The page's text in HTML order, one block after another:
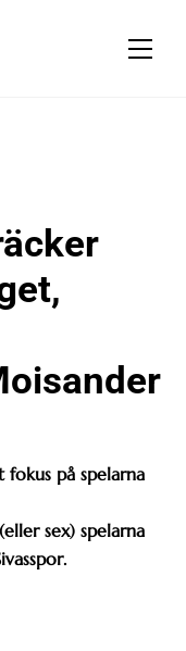
på spelarna
sex) spelarna